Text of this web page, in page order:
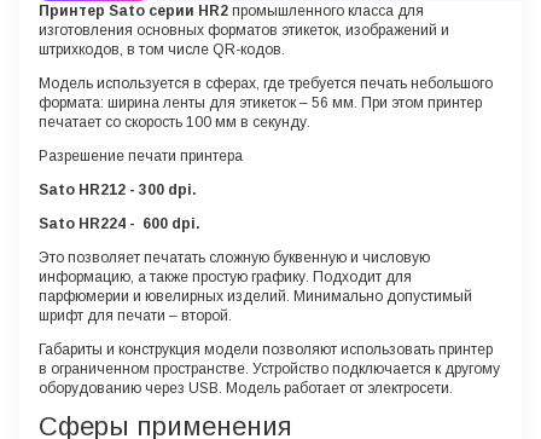
Принтер Sato серии HR2 промышленного класса для
изготовления основных форматов этикеток, изображений и
штрихкодов, в том числе QR-кодов.
Модель используется в сферах, где требуется печать небольшого
формата: ширина ленты для этикеток – 56 мм. При этом принтер
печатает со скорость 100 мм в секунду.
Разрешение печати принтера
Sato HR212 - 300 dpi.
Sato HR224 - 600 dpi.
Это позволяет печатать сложную буквенную и числовую
информацию, а также простую графику. Подходит для
парфюмерии и ювелирных изделий. Минимально допустимый
шрифт для печати – второй.
Габариты и конструкция модели позволяют использовать принтер
в ограниченном пространстве. Устройство подключается к другому
оборудованию через USB. Модель работает от электросети.
Сферы применения